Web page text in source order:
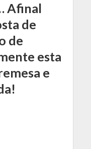
Afinal
de
de
esta
e